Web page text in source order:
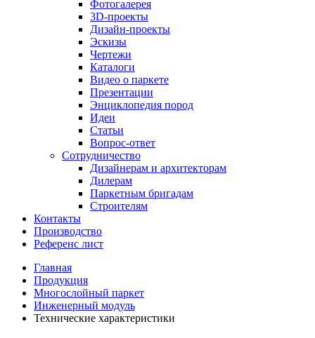
Фотогалерея
3D-проекты
Дизайн-проекты
Эскизы
Чертежи
Каталоги
Видео о паркете
Презентации
Энциклопедия пород
Идеи
Статьи
Вопрос-ответ
Сотрудничество
Дизайнерам и архитекторам
Дилерам
Паркетным бригадам
Строителям
Контакты
Производство
Референс лист
Главная
Продукция
Многослойный паркет
Инженерный модуль
Технические характеристики